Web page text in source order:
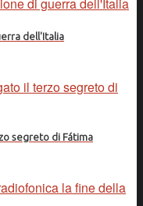
dell'Italia
segreto di Fátima